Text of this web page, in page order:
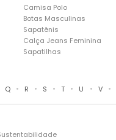
Camisa Polo
Botas Masculinas
Sapatênis
Calça Jeans Feminina
Sapatilhas
Q • R • S • T • U • V •